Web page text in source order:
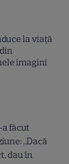
la viață
imagini
făcut
„Dacă
dau în